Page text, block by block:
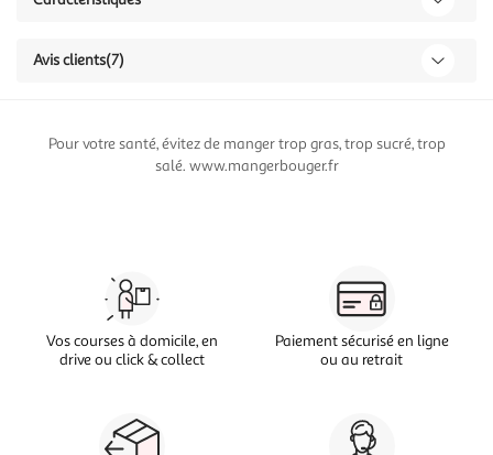
Avis clients(7)
Pour votre santé, évitez de manger trop gras, trop sucré, trop
salé. www.mangerbouger.fr
Vos courses à domicile, en
drive ou click & collect
Paiement sécurisé en ligne
ou au retrait